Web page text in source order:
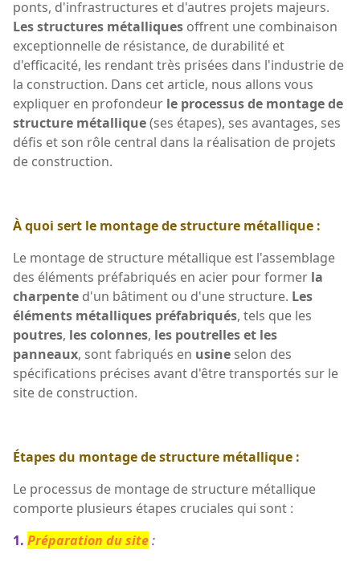
ponts, d'infrastructures et d'autres projets majeurs.
Les structures métalliques offrent une combinaison
exceptionnelle de résistance, de durabilité et
d'efficacité, les rendant très prisées dans l'industrie de
la construction. Dans cet article, nous allons vous
expliquer en profondeur le processus de montage de
structure métallique(ses étapes), ses avantages, ses
défis et son rôle central dans la réalisation de projets
de construction.
À quoi sert le montage de structure métallique :
Le montage de structure métallique est l'assemblage
des éléments préfabriqués en acier pour former la
charpente d'un bâtiment ou d'une structure. Les
éléments métalliques préfabriqués, tels que les
poutres, les colonnes, les poutrelles et les
panneaux, sont fabriqués en usine selon des
spécifications précises avant d'être transportés sur le
site de construction.
Étapes du montage de structure métallique :
Le processus de montage de structure métallique
comporte plusieurs étapes cruciales qui sont :
1. Préparation du site: